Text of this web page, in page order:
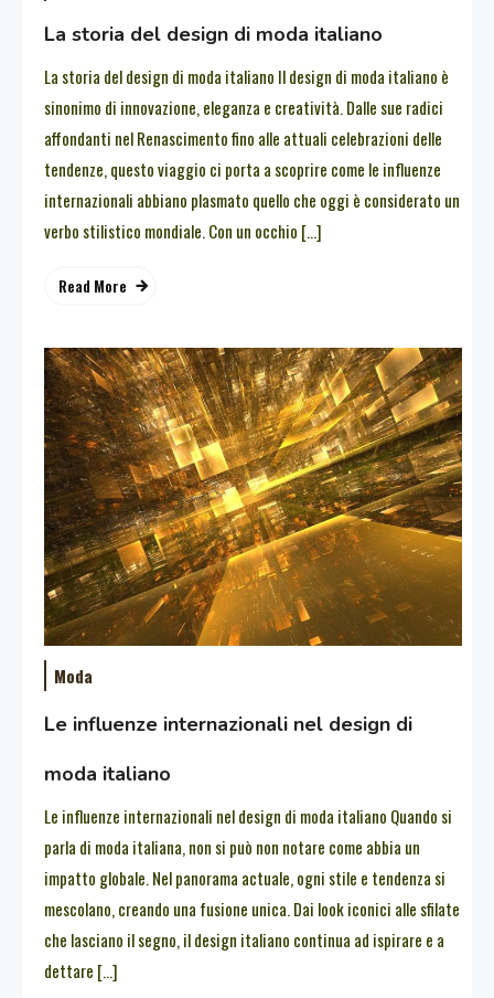
La storia del design di moda italiano
La storia del design di moda italiano Il design di moda italiano è
sinonimo di innovazione, eleganza e creatività. Dalle sue radici
affondanti nel Renascimento fino alle attuali celebrazioni delle
tendenze, questo viaggio ci porta a scoprire come le influenze
internazionali abbiano plasmato quello che oggi è considerato un
verbo stilistico mondiale. Con un occhio […]
Read More
Moda
Le influenze internazionali nel design di
moda italiano
Le influenze internazionali nel design di moda italiano Quando si
parla di moda italiana, non si può non notare come abbia un
impatto globale. Nel panorama actuale, ogni stile e tendenza si
mescolano, creando una fusione unica. Dai look iconici alle sfilate
che lasciano il segno, il design italiano continua ad ispirare e a
dettare […]